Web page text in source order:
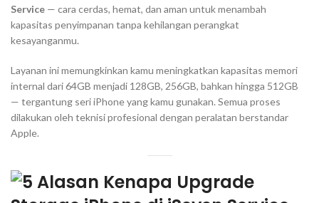
Service — cara cerdas, hemat, dan aman untuk menambah
kapasitas penyimpanan tanpa kehilangan perangkat
kesayanganmu.
Layanan ini memungkinkan kamu meningkatkan kapasitas memori
internal dari 64GB menjadi 128GB, 256GB, bahkan hingga 512GB
— tergantung seri iPhone yang kamu gunakan. Semua proses
dilakukan oleh teknisi profesional dengan peralatan berstandar
Apple.